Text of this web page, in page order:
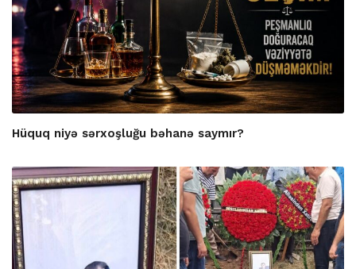
Hüquq niyə sərxoşluğu bəhanə saymır?